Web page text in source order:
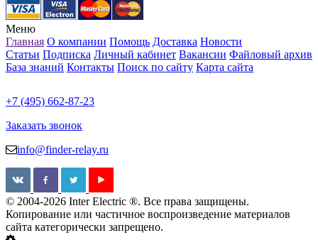
Меню
Главная О компании Помощь Доставка Новости
Статьи Подписка Личный кабинет Вакансии Файловый архив
База знаний Контакты Поиск по сайту Карта сайта
+7 (495) 662-87-23
Заказать звонок
info@finder-relay.ru
© 2004-2026 Inter Electric ®. Все права защищены.
Копирование или частичное воспроизведение материалов
сайта категорически запрещено.